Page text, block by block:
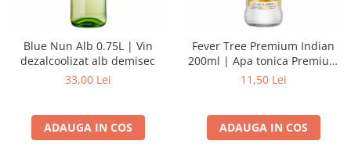
Blue Nun Alb 0.75L | Vin
dezalcoolizat alb demisec
33,00 Lei
ADAUGA IN COS
Fever Tree Premium Indian
200ml | Apa tonica Premium
Indian
11,50 Lei
ADAUGA IN COS